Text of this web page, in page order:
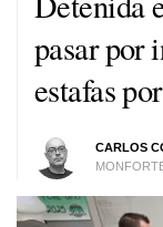
pasar por
estafas
CARLOS